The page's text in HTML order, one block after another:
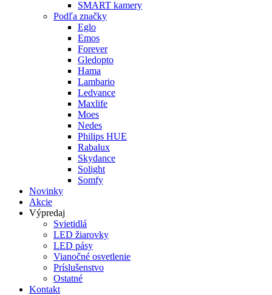
SMART kamery
Podľa značky
Eglo
Emos
Forever
Gledopto
Hama
Lambario
Ledvance
Maxlife
Moes
Nedes
Philips HUE
Rabalux
Skydance
Solight
Somfy
Novinky
Akcie
Výpredaj
Svietidlá
LED žiarovky
LED pásy
Vianočné osvetlenie
Príslušenstvo
Ostatné
Kontakt